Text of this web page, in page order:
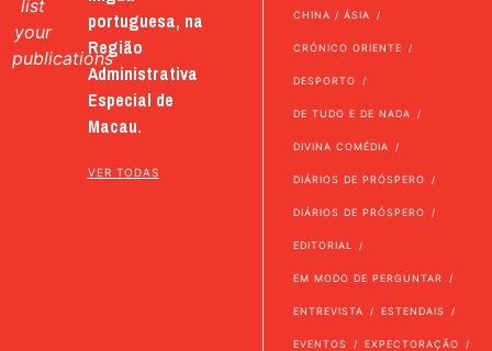
list
your
publications
portuguesa, na
Região
Administrativa
Especial de
Macau.
VER TODAS
CHINA / ÁSIA
CRÓNICO ORIENTE
DESPORTO
DE TUDO E DE NADA
DIVINA COMÉDIA
DIÁRIOS DE PRÓSPERO
DIÁRIOS DE PRÓSPERO
EDITORIAL
EM MODO DE PERGUNTAR
ENTREVISTA ESTENDAIS
EVENTOS EXPECTORAÇÃO